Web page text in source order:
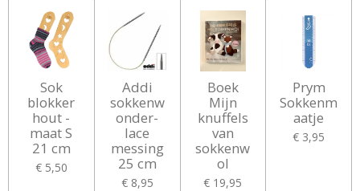
Sok
blokker
hout -
maat S
21 cm
€ 5,50
Addi
sokkenw
onder-
lace
messing
25 cm
€ 8,95
Boek
Mijn
knuffels
van
sokkenw
ol
€ 19,95
Prym
Sokkenm
aatje
€ 3,95